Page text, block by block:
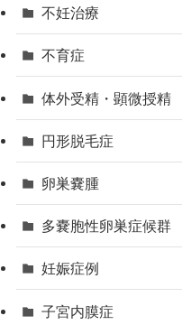
不妊治療
不育症
体外受精・顕微授精
円形脱毛症
卵巣嚢腫
多嚢胞性卵巣症候群
妊娠症例
子宮内膜症